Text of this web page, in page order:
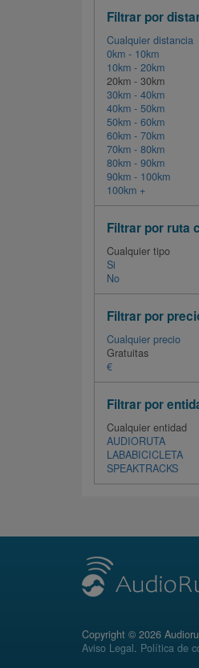
Filtrar por
Cualquier distancia
0km - 10km
10km - 20km
20km - 30km
30km - 40km
40km - 50km
50km - 60km
60km - 70km
70km - 80km
80km - 90km
90km - 100km
100km +
Filtrar por ruta
Cualquier tipo
Si
No
Filtrar por
Cualquier precio
Gratuitas
€
Filtrar por
Cualquier entidad
AUDIORUTA
LABABICICLETA
SPEAKTRACKS
Copyright © 2026
Aviso Legal. Política de